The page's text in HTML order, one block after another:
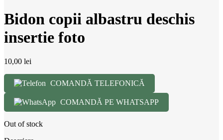
Bidon copii albastru deschis
insertie foto
10,00 lei
COMANDĂ TELEFONICĂ
COMANDĂ PE WHATSAPP
Out of stock